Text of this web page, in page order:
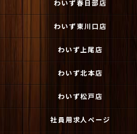
わいず春日部店
わいず東川口店
わいず上尾店
わいず北本店
わいず松戸店
社員用求人ページ